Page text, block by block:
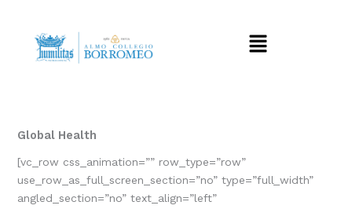
contenuto
Menu
Global Health
[vc_row css_animation=”” row_type=”row”
use_row_as_full_screen_section=”no” type=”full_width”
angled_section=”no” text_align=”left”